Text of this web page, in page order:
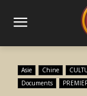
Asie Chine
Documents